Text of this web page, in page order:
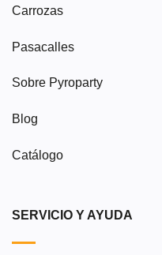
Carrozas
Pasacalles
Sobre Pyroparty
Blog
Catálogo
SERVICIO Y AYUDA